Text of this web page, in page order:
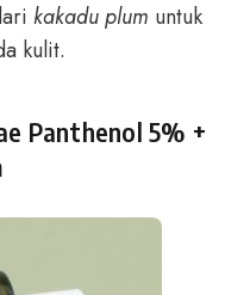
kakadu plum untuk
kulit.
Panthenol 5% +